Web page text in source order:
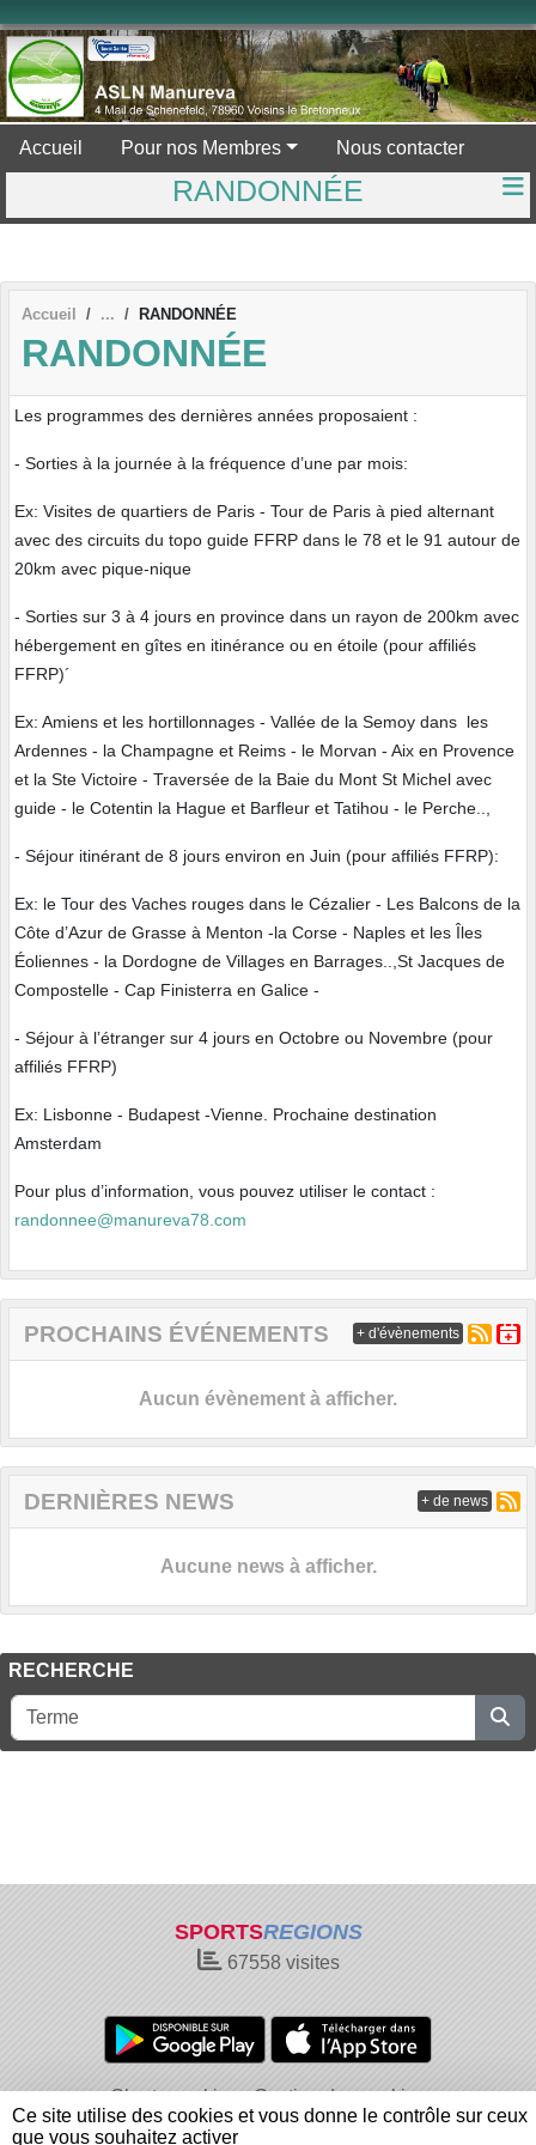
Accueil Pour nos Membres Nous contacter
RANDONNÉE
Accueil RANDONNÉE
RANDONNÉE
Les programmes des dernières années proposaient :
- Sorties à la journée à la fréquence d’une par mois:
Ex: Visites de quartiers de Paris - Tour de Paris à pied alternant
avec des circuits du topo guide FFRP dans le 78 et le 91 autour de
20km avec pique-nique
- Sorties sur 3 à 4 jours en province dans un rayon de 200km avec
hébergement en gîtes en itinérance ou en étoile (pour affiliés
FFRP)´
Ex: Amiens et les hortillonnages - Vallée de la Semoy dans les
Ardennes - la Champagne et Reims - le Morvan - Aix en Provence
et la Ste Victoire - Traversée de la Baie du Mont St Michel avec
guide - le Cotentin la Hague et Barfleur et Tatihou - le Perche..,
- Séjour itinérant de 8 jours environ en Juin (pour affiliés FFRP):
Ex: le Tour des Vaches rouges dans le Cézalier - Les Balcons de la
Côte d’Azur de Grasse à Menton -la Corse - Naples et les Îles
Éoliennes - la Dordogne de Villages en Barrages..,St Jacques de
Compostelle - Cap Finisterra en Galice -
- Séjour à l’étranger sur 4 jours en Octobre ou Novembre (pour
affiliés FFRP)
Ex: Lisbonne - Budapest -Vienne. Prochaine destination
Amsterdam
Pour plus d’information, vous pouvez utiliser le contact :
randonnee@manureva78.com
PROCHAINS ÉVÉNEMENTS
Aucun évènement à afficher.
+ d'évènements
DERNIÈRES NEWS
Aucune news à afficher.
+ de news
RECHERCHE
SPORTSREGIONS
67558visites
Charte cookies
Gestion des cookies
Informations légales
Signaler un contenu inapproprié
Ce site utilise des cookies et vous donne le contrôle sur ceux
que vous souhaitez activer